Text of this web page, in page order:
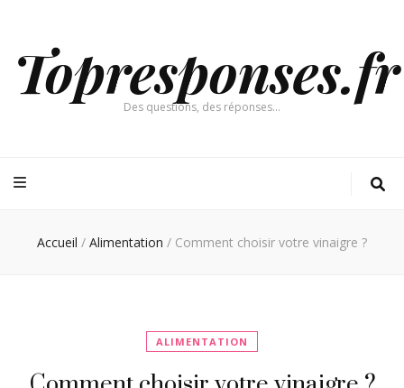
Topresponses.fr
Des questions, des réponses…
Accueil / Alimentation / Comment choisir votre vinaigre ?
ALIMENTATION